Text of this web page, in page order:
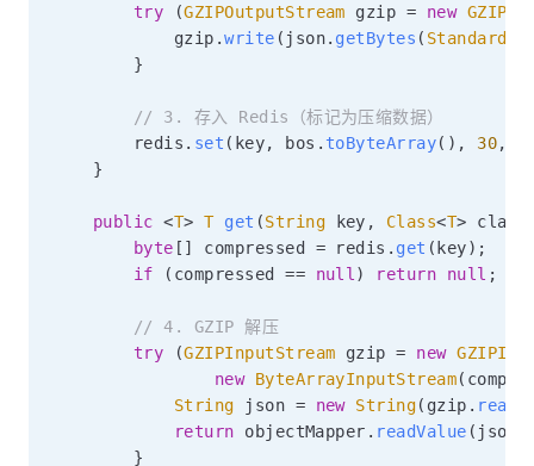
try
(GZIPOutputStream gzip = new
            gzip
.write ( json. getBytes (
}
// 3. 存入 Redis（标记为压缩数据）
        redis
. set ( key, bos . toByteArray( ) , 30,
}
public <T> T get (String key , Class<T> clazz
byte [ ] compressed = redis . get ( key) ;
if
( compressed == null ) return null ;
// 4. GZIP 解压
try
(GZIPInputStream gzip = new
new
ByteArrayInputStream(
String json = new String( gzip .
return objectMapper . readValue ( json
}